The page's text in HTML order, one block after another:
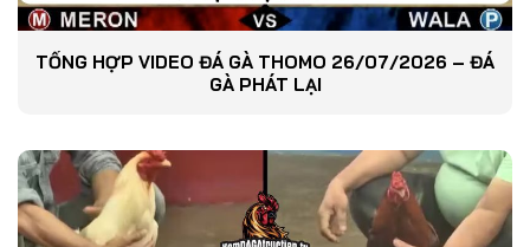
TỔNG HỢP VIDEO ĐÁ GÀ THOMO 26/07/2026 – ĐÁ
GÀ PHÁT LẠI